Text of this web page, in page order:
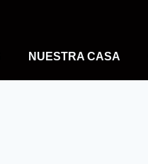
NUESTRA CASA